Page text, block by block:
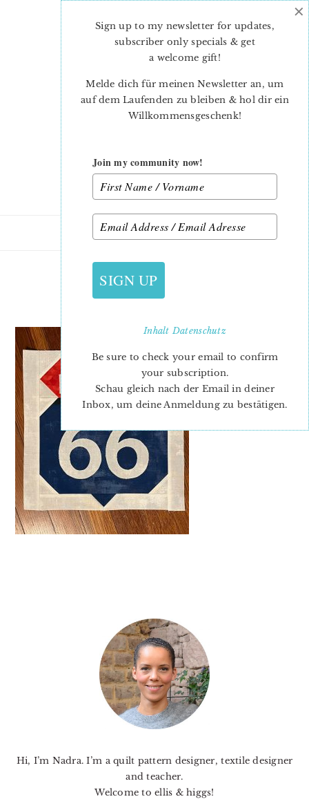
Hi, I’m Nadra. I’m a quilt pattern designer, textile designer
and teacher.
Welcome to ellis & higgs!
Sign up to my newsletter for updates,
subscriber only specials & get
a welcome gift!
Melde dich für meinen Newsletter an, um
auf dem Laufenden zu bleiben & hol dir ein
Willkommensgeschenk!
Join my community now!
SIGN UP
InhaltDatenschutz
Be sure to check your email to confirm
your subscription.
Schau gleich nach der Email in deiner
Inbox, um deine Anmeldung zu bestätigen.
×